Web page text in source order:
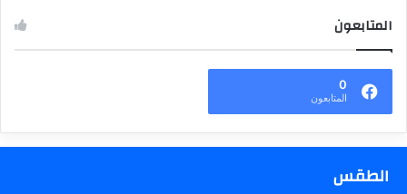
المتابعون
0
المتابعون
الطقس